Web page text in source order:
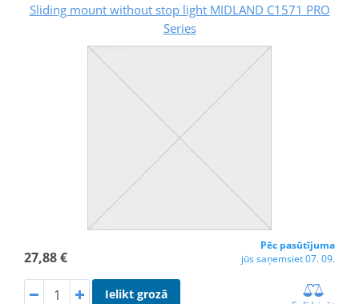
Sliding mount without stop light MIDLAND C1571 PRO
Series
27,88 €
Pēc pasūtījuma
jūs saņemsiet 07. 09.
Ielikt grozā